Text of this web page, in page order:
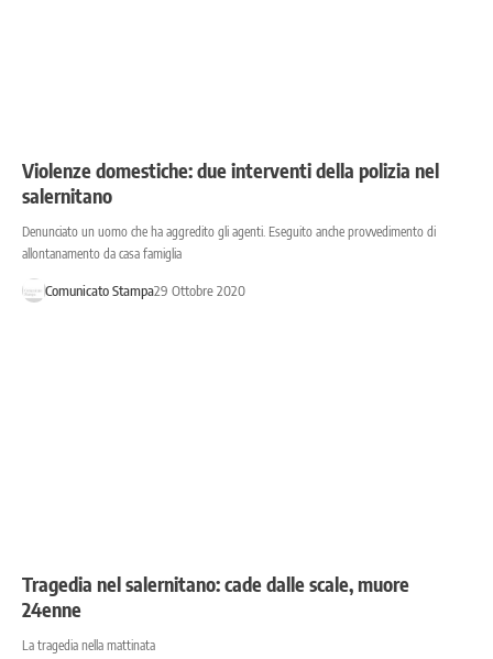
Violenze domestiche: due interventi della polizia nel
salernitano
Denunciato un uomo che ha aggredito gli agenti. Eseguito anche provvedimento di
allontanamento da casa famiglia
Comunicato Stampa29 Ottobre 2020
Tragedia nel salernitano: cade dalle scale, muore
24enne
La tragedia nella mattinata